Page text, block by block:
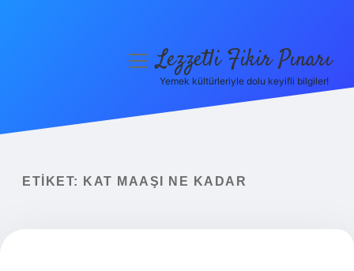
Yasal Uyarı
menüyüLezzetli Fikir Pınarı
Yemek kültürleriyle dolu keyifli bilgiler!
ETIKET: KAT MAAŞI NE KADAR